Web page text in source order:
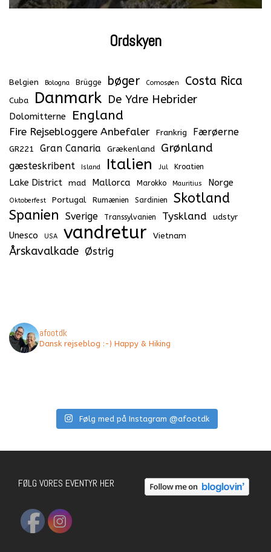
Ordskyen
Belgien Bologna Brügge bøger Comosøen Costa Rica
Cuba Danmark De Ydre Hebrider
Dolomitterne England
Fire Rejsebloggere Anbefaler Frankrig Færøerne
GR221 Gran Canaria Grækenland Grønland
gæsteskribent Island Italien Jul Kroatien
Lake District mad Mallorca Marokko Mauritius Norge
Oktoberfest Portugal Rumænien Sardinien
Skotland
Spanien
Sverige Transsylvanien Tyskland udstyr
Unesco USA vandretur Vietnam
Årskavalkade Østrig
afootdk
Dansk rejseblog :-) Happy & Hiking
Følg med på Instagram @afootdk
FØLG VORES EVENTYR HER